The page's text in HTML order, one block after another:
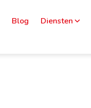
Blog Diensten